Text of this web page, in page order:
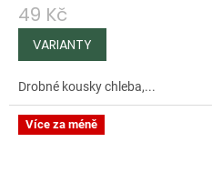
49 Kč
Drobné kousky chleba,...
Více za méně